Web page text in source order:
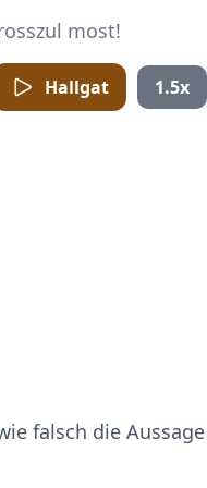
most!
Hallgat 1.5x
falsch die